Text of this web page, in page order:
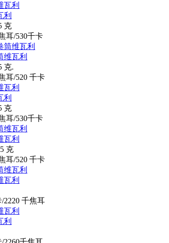
利
克
耳/530千卡
维瓦利
克.
耳/520 千卡
利
克
耳/530千卡
瓦利
克
耳/520 千卡
瓦利
/2220 千焦耳
利